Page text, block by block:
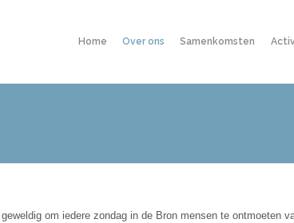
Home Over ons Samenkomsten
om iedere zondag in de Bron mensen te ontmoeten